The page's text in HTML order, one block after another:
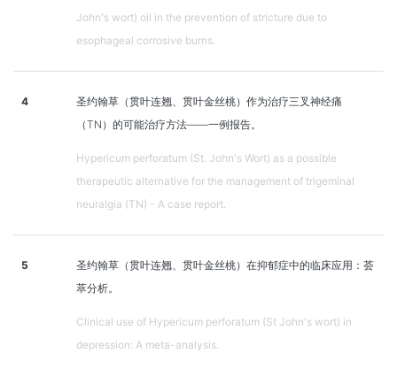
John's wort) oil in the prevention of stricture due to
esophageal corrosive burns.
4
圣约翰草（贯叶连翘、贯叶金丝桃）作为治疗三叉神经痛
（TN）的可能治疗方法——一例报告。
Hypericum perforatum (St. John's Wort) as a possible
therapeutic alternative for the management of trigeminal
neuralgia (TN) - A case report.
5
圣约翰草（贯叶连翘、贯叶金丝桃）在抑郁症中的临床应用：荟
萃分析。
Clinical use of Hypericum perforatum (St John's wort) in
depression: A meta-analysis.